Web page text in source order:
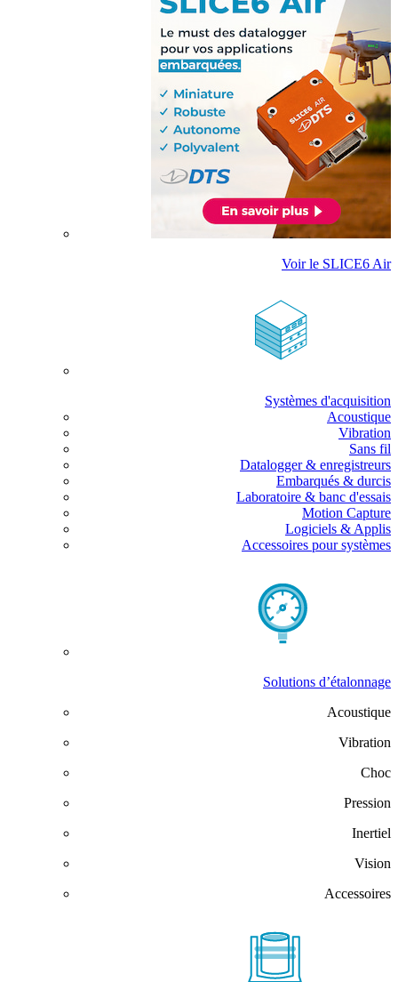
Voir le SLICE6 Air
Systèmes d'acquisition
Acoustique
Vibration
Sans fil
Datalogger & enregistreurs
Embarqués & durcis
Laboratoire & banc d'essais
Motion Capture
Logiciels & Applis
Accessoires pour systèmes
Solutions d’étalonnage
Acoustique
Vibration
Choc
Pression
Inertiel
Vision
Accessoires